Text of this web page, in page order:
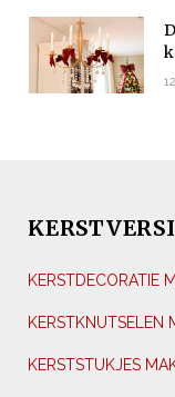
KERSTDECORATIE
KERSTKNUTSELEN
KERSTSTUKJES